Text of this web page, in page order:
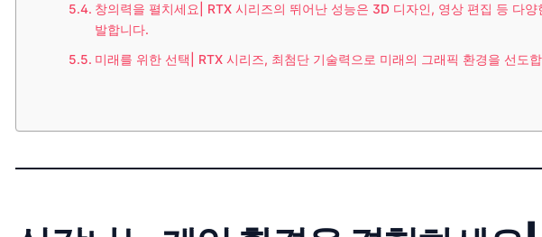
창의력을 펼치세요| RTX 시리즈의 뛰어난 성능은 3D 디자인, 영상 편집 등 다양
발합니다.
미래를 위한 선택| RTX 시리즈, 최첨단 기술력으로 미래의 그래픽 환경을 선도